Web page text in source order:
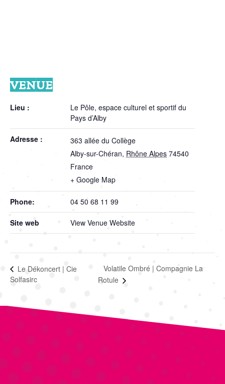
VENUE
Lieu :
Le Pôle, espace culturel et sportif du
Pays d’Alby
Adresse :
363 allée du Collège
Alby-sur-Chéran, Rhône Alpes 74540
France
+ Google Map
Phone: 04 50 68 11 99
Site web View Venue Website
Le Dékoncert | Cie
Solfasirc
Volatile Ombré | Compagnie La
Rotule